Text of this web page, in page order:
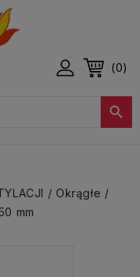
(0)

Okrągłe
mm